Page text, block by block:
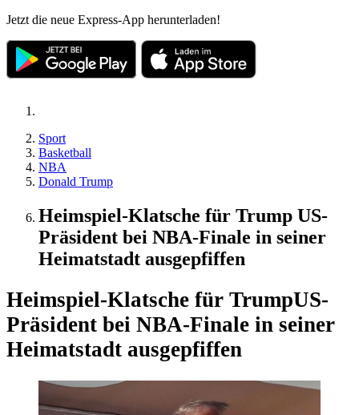
Jetzt die neue Express-App herunterladen!
Sport
Basketball
NBA
Donald Trump
Heimspiel-Klatsche für Trump US-
Präsident bei NBA-Finale in seiner
Heimatstadt ausgepfiffen
Heimspiel-Klatsche für TrumpUS-
Präsident bei NBA-Finale in seiner
Heimatstadt ausgepfiffen